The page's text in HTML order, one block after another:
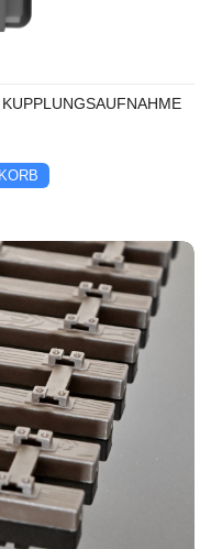
Holzoptik